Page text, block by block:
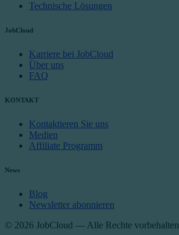
Technische Lösungen
JobCloud
Karriere bei JobCloud
Über uns
FAQ
KONTAKT
Kontaktieren Sie uns
Medien
Affiliate Programm
News
Blog
Newsletter abonnieren
© 2026 JobCloud — Alle Rechte vorbehalten